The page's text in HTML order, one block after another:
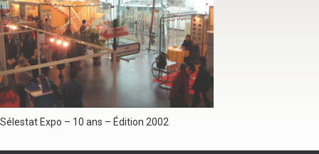
Sélestat Expo – 10 ans – Édition 2002